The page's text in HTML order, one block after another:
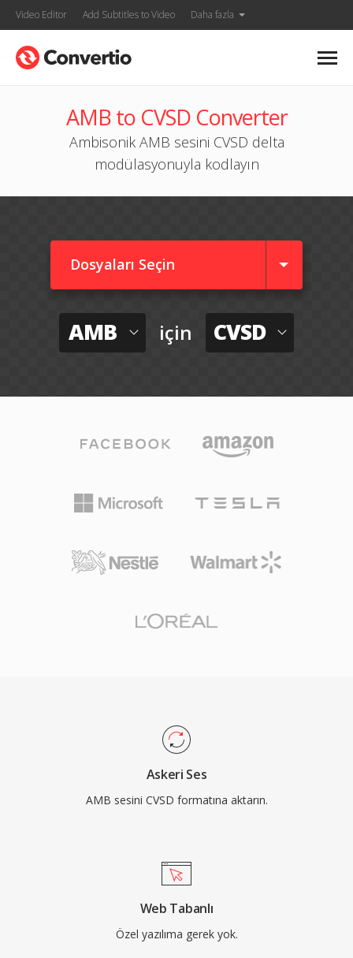
Video Editor Add Subtitles to Video Daha fazla
AMB to CVSD Converter
Ambisonik AMB sesini CVSD delta
modülasyonuyla kodlayın
Dosyaları Seçin
AMB için CVSD
Askeri Ses
AMB sesini CVSD formatına aktarın.
Web Tabanlı
Özel yazılıma gerek yok.